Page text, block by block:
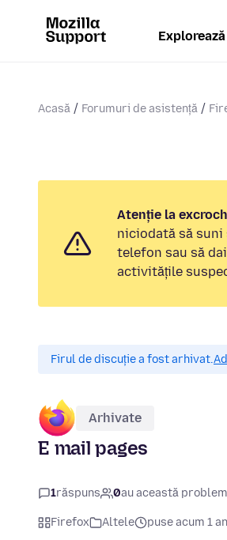
Acasă Forumuri de asistență
Atenție la
niciodată să suni
telefon sau să
activitățile
Firul de discuție a fost arhivat.
Arhivate
E mail pages
1răspuns 0au această
Firefox Altele puse acum 1 an